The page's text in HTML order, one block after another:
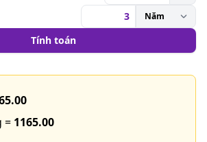
Tính toán
= 1165.00